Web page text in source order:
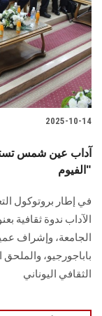
2025-10-14
آداب عين شمس
الفيوم"
في إطار بروتوكول
الآداب ندوة ثقافية
الجامعة، وإشراف
باباجورجيو، والملحق
الثقافي اليوناني